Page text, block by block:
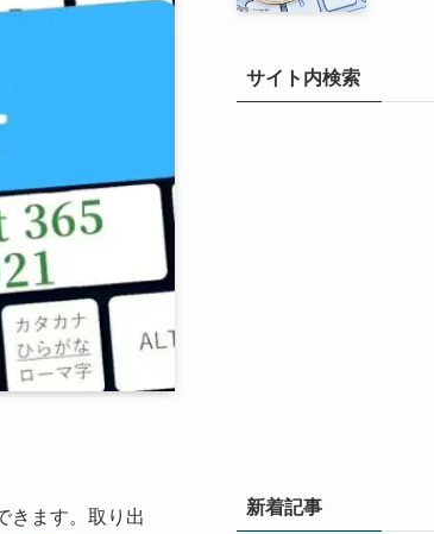
きます。取り出
サイト内検索
新着記事